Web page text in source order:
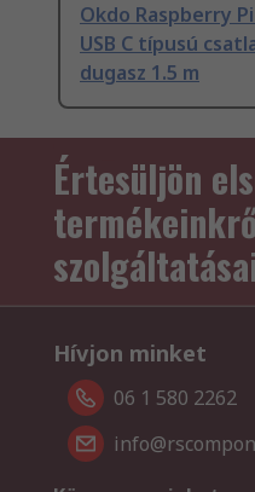
Okdo Raspberry
USB C típusú
dugasz 1.5 m
Értesüljön
Hívjon minket
06 1 580 2262